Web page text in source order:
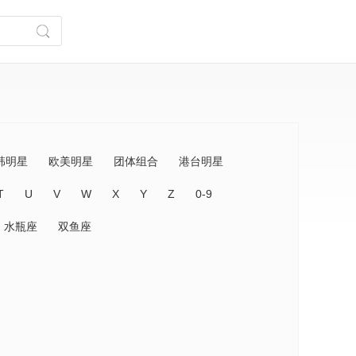
明星 欧美明星 团体组合 港台明星
U V W X Y Z 0-9
水瓶座 双鱼座